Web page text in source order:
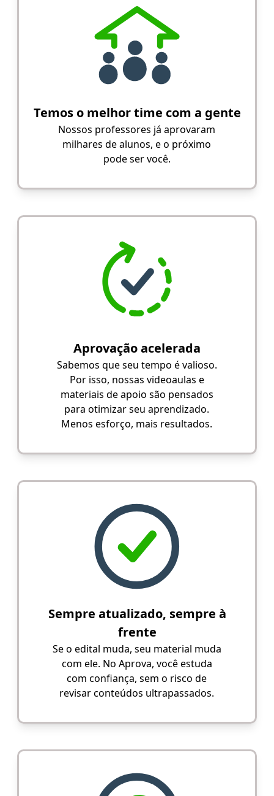
Temos o melhor time com a gente
Nossos professores já aprovaram
milhares de alunos, e o próximo
pode ser você.
Aprovação acelerada
Sabemos que seu tempo é valioso.
Por isso, nossas videoaulas e
materiais de apoio são pensados
para otimizar seu aprendizado.
Menos esforço, mais resultados.
Sempre atualizado, sempre à
frente
Se o edital muda, seu material muda
com ele. No Aprova, você estuda
com confiança, sem o risco de
revisar conteúdos ultrapassados.